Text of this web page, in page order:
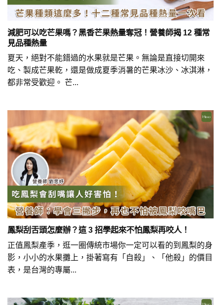
減肥可以吃芒果嗎？黑香芒果熱量奪冠！營養師揭 12 種常
見品種熱量
夏天，絕對不能錯過的水果就是芒果。無論是直接切開來
吃、製成芒果乾，還是做成夏季消暑的芒果冰沙、冰淇淋，
都非常受歡迎。 芒...
鳳梨刮舌頭怎麼辦？這 3 招學起來不怕鳳梨再咬人！
正值鳳梨產季，逛一圈傳統市場你一定可以看的到鳳梨的身
影，小小的水果攤上，掛著寫有「自殺」、「他殺」的價目
表，是台灣的專屬...